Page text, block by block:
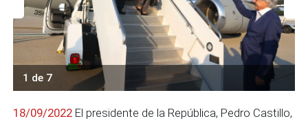
1 de 7
18/09/2022 El presidente de la República, Pedro Castillo,